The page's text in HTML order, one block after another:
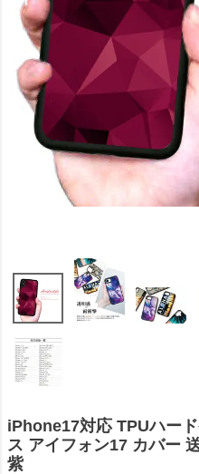
iPhone17対応 TPUハー
ス アイフォン17 カバー
紫